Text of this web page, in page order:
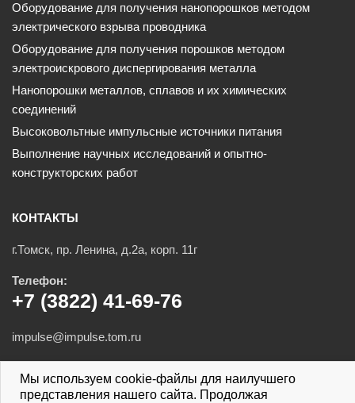
Оборудование для получения нанопорошков методом
электрического взрыва проводника
Оборудование для получения порошков методом
электроискрового диспергирования металла
Нанопорошки металлов, сплавов и их химических
соединений
Высоковольтные импульсные источники питания
Выполнение научных исследований и опытно-
конструкторских работ
КОНТАКТЫ
г.Томск, пр. Ленина, д.2а, корп. 11г
Телефон:
+7 (3822) 41-69-76
impulse@impulse.tom.ru
Мы используем cookie-файлы для наилучшего
представления нашего сайта. Продолжая